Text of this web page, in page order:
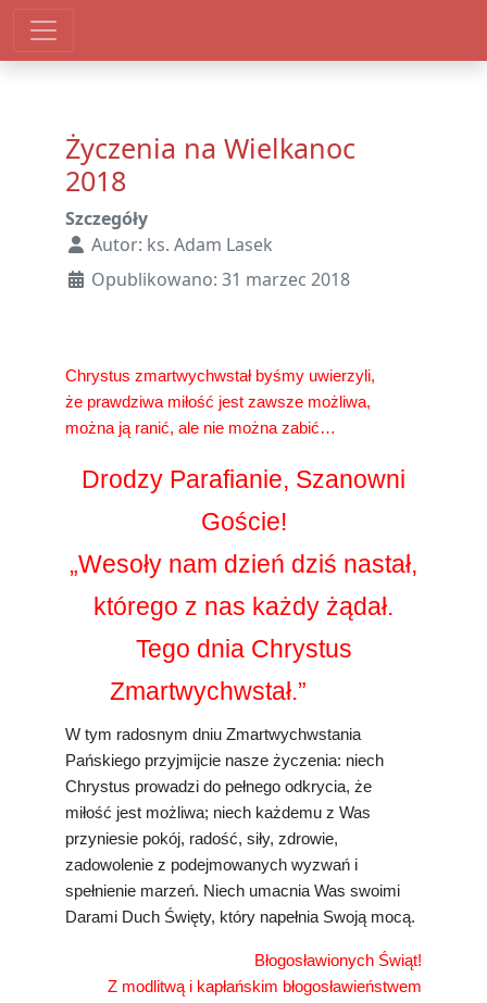
Życzenia na Wielkanoc
2018
Szczegóły
Autor: ks. Adam Lasek
Opublikowano: 31 marzec 2018
Chrystus zmartwychwstał byśmy uwierzyli,
że prawdziwa miłość jest zawsze możliwa,
można ją ranić, ale nie można zabić…
Drodzy Parafianie, Szanowni
Goście!
„Wesoły nam dzień dziś nastał,
którego z nas każdy żądał.
Tego dnia Chrystus
Zmartwychwstał.”
W tym radosnym dniu Zmartwychwstania
Pańskiego przyjmijcie nasze życzenia: niech
Chrystus prowadzi do pełnego odkrycia, że
miłość jest możliwa; niech każdemu z Was
przyniesie pokój, radość, siły, zdrowie,
zadowolenie z podejmowanych wyzwań i
spełnienie marzeń. Niech umacnia Was swoimi
Darami Duch Święty, który napełnia Swoją mocą.
Błogosławionych Świąt!
Z modlitwą i kapłańskim błogosławieństwem